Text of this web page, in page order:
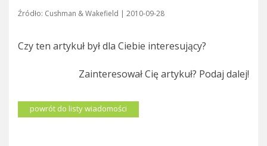
Źródło: Cushman & Wakefield | 2010-09-28
Czy ten artykuł był dla Ciebie interesujący?
Zainteresował Cię artykuł? Podaj dalej!
powrót do listy wiadomości